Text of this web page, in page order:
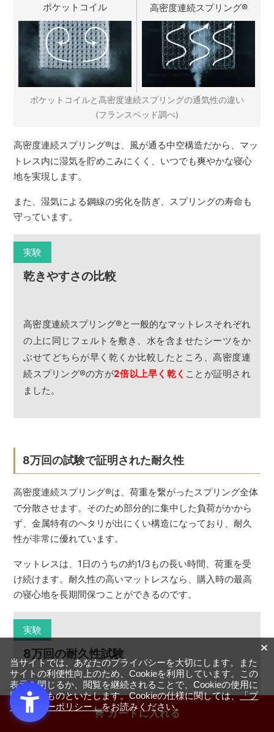
カートに入れる
ポケットコイル 高密度連続スプリング®
ポケットコイルと高密度連続スプリングの通気性の違い
(フランスベッド調べ)
高密度連続スプリング®は、風が通る中空構造だから、マッ
トレス内に湿気を貯めこみにくく、いつでも爽やかな寝心
地を実現します。
また、湿気による鋼線の劣化を防ぎ、スプリングの寿命も
守っています。
実験
乾きやすさの比較
高密度連続スプリング®と一般的なマットレスそれぞれ
の上に同じフェルトを敷き、水を含ませたシーツをか
ぶせてどちらが早く乾くか比較したところ、高密度連
続スプリング®の方が2倍以上早く乾く ことが証明され
ました。
8万回の試験で証明された耐久性
高密度連続スプリング®は、荷重を繋がったスプリング全体
で分散させます。そのため部分的に集中した負荷がかから
ず、金属特有のヘタリが出にくい構造になっており、耐久
性が非常に優れています。
マットレスは、1日のうちの約1/3もの長い時間、荷重を受
け続けます。耐久性の高いマットレスなら、購入時の最高
の寝心地を長期間保つことができるのです。
実験
8万回の耐久性試験
マットレスに約100kgの荷重をかけて8万回強打する試
験や直径20cm、50kgのおもりを6ヶ月間乗せた状態
当サイトでは、あなたのプライバシーを大切にします。また
サイトの利便性向上のため、Cookieを利用しています。この
表示を閉じるか、閲覧を継続されることで、Cookieの使用に
同意するものといたします。Cookieの仕様に関しては、「プ
ライバシーポリシー」をお読みください。